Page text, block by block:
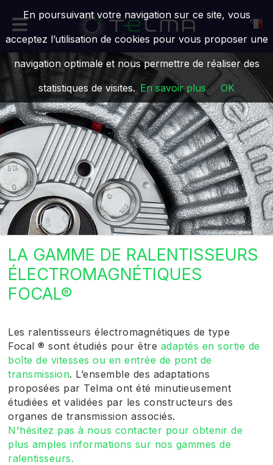
LA GAMME DE RALENTISSEURS
ÉLECTROMAGNÉTIQUES
FOCAL®
Les ralentisseurs électromagnétiques de type
Focal® sont étudiés pour être adaptés en sortie de
boîte de vitesses ou en entrée de pont de
transmission. L’ensemble des adaptations
proposées par Telma ont été minutieusement
étudiées et validées par les constructeurs des
organes de transmission associés.
N'hésitez pas à nous contacter pour obtenir de
plus amples informations sur nos gammes de
ralentisseurs.
En poursuivant votre navigation sur ce site, vous
acceptez l’utilisation de cookies pour vous proposer une
navigation optimale et nous permettre de réaliser des
statistiques de visites. En savoir plus OK